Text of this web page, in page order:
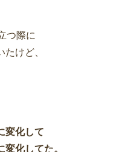
つ際に
けど、
変化して
化してた。